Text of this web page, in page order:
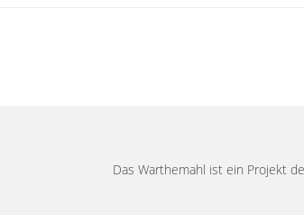
Das Warthemahl ist ein Projekt